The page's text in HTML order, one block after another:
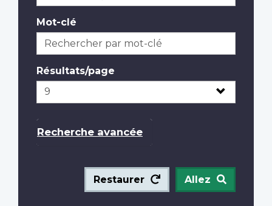
Mot-clé
Résultats/page
Recherche avancée
Restaurer Allez